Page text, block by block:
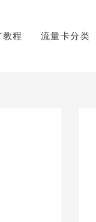
程 流量卡分类